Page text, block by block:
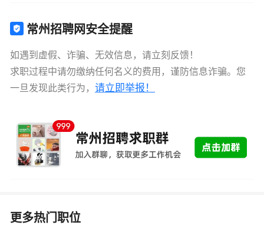
常州招聘网安全提醒
如遇到虚假、诈骗、无效信息，请立刻反馈！
求职过程中请勿缴纳任何名义的费用，谨防信息诈骗。您
一旦发现此类行为， 请立即举报！
更多热门职位